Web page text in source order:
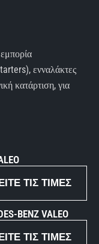
ενναλάκτες
κατάρτιση, για
ΤΙΣ ΤΙΜΈΣ
BENZ VALEO
ΤΙΣ ΤΙΜΈΣ